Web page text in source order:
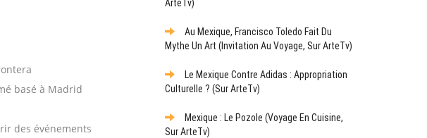
basé à Madrid
des événements
ArteTv)
Au Mexique, Francisco Toledo Fait Du
Mythe Un Art (Invitation Au Voyage, Sur ArteTv)
Le Mexique Contre Adidas : Appropriation
Culturelle ? (sur ArteTv)
Mexique : Le Pozole (Voyage En Cuisine,
Sur ArteTv)